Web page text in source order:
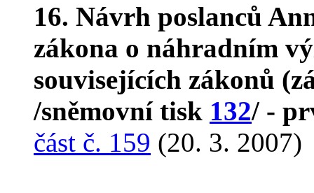
16. Návrh poslanců
zákona o náhradním
souvisejících zákonů
/sněmovní tisk 132/ -
část č. 159 (20. 3. 2007)